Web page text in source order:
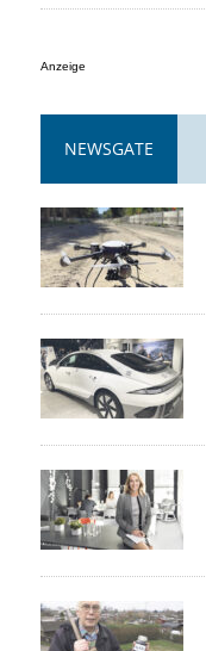
Anzeige
NEWSGATE